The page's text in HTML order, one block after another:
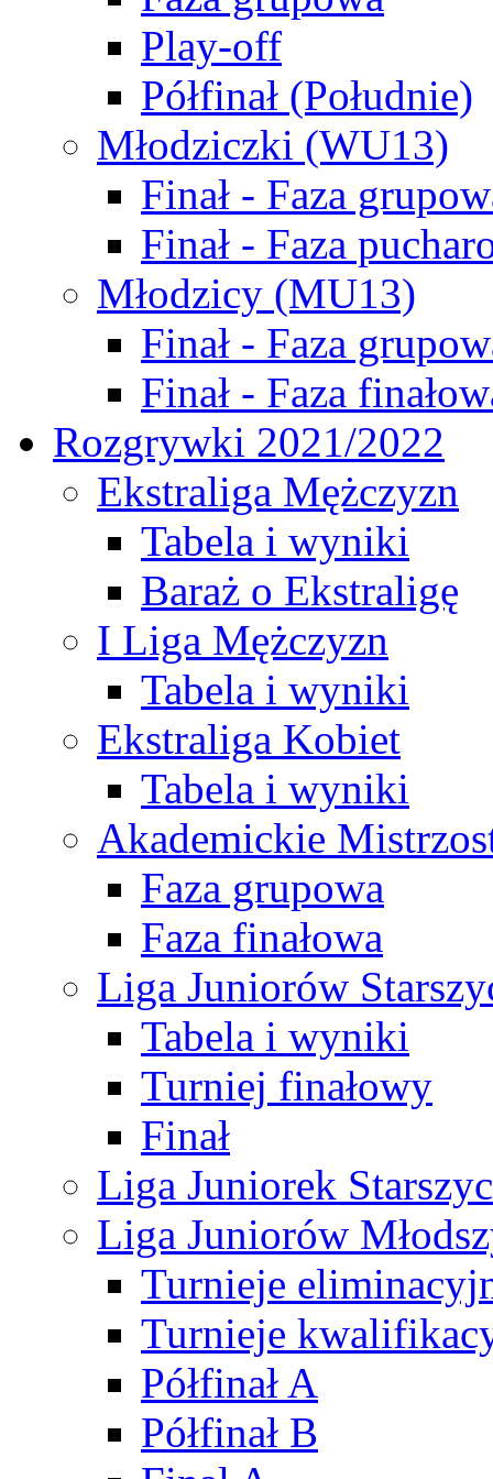
Play-off
Półfinał (Południe)
Młodziczki (WU13)
Finał - Faza
Finał - Faza
Młodzicy (MU13)
Finał - Faza
Finał - Faza
Rozgrywki 2021/2022
Ekstraliga Mężczyzn
Tabela i wyniki
Baraż o Ekstraligę
I Liga Mężczyzn
Tabela i wyniki
Ekstraliga Kobiet
Tabela i wyniki
Akademickie
Faza grupowa
Faza finałowa
Liga Juniorów
Tabela i wyniki
Turniej finałowy
Finał
Liga Juniorek
Liga Juniorów
Turnieje
Turnieje
Półfinał A
Półfinał B